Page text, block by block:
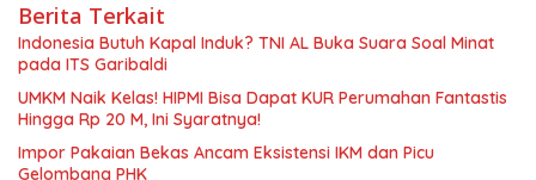
Berita Terkait
Indonesia Butuh Kapal Induk? TNI AL Buka Suara Soal Minat
pada ITS Garibaldi
UMKM Naik Kelas! HIPMI Bisa Dapat KUR Perumahan Fantastis
Hingga Rp 20 M, Ini Syaratnya!
Impor Pakaian Bekas Ancam Eksistensi IKM dan Picu
Gelombang PHK